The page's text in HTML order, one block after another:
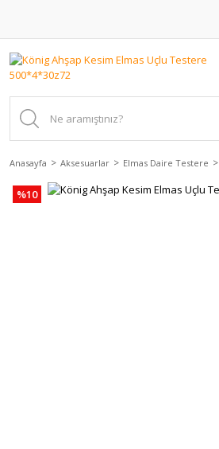
Anasayfa Aksesuarlar Elmas Daire Testere
%10